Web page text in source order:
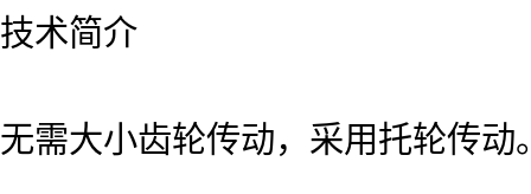
技术简介
无需大小齿轮传动，采用托轮传动